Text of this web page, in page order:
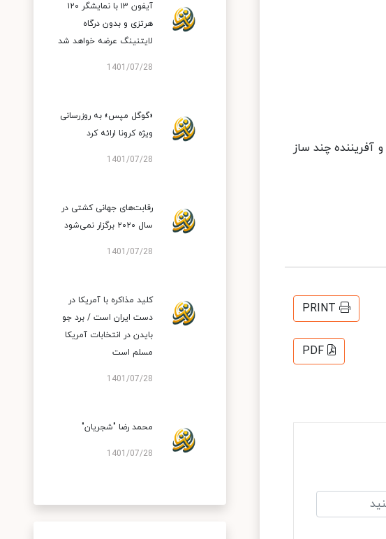
و آفریننده چند ساز
PRINT
PDF
آیفون ۱۳ با نمایشگر ۱۲۰
هرتزی و بدون درگاه
لایتنینگ عرضه خواهد شد
1401/07/28
«گوگل مپس» به روزرسانی
ویژه کرونا ارائه کرد
1401/07/28
رقابت‌های جهانی کشتی در
سال ۲۰۲۰ برگزار نمی‌شود
1401/07/28
کلید مذاکره با آمریکا در
دست ایران است / برد جو
بایدن در انتخابات آمریکا
مسلم است
1401/07/28
محمد رضا "شجریان"
1401/07/28